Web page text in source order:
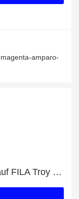
amparo-
Erhalten Sie bis zu 56% Rabatt auf FILA Troy Slipper Wmn white und 77 beliebte Artikel